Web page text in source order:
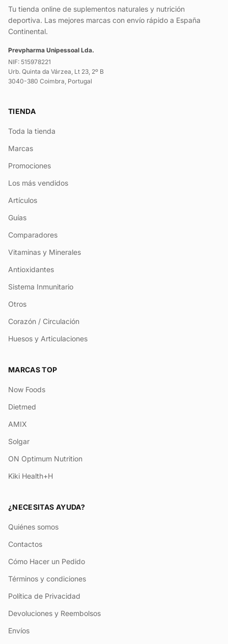
Tu tienda online de suplementos naturales y nutrición
deportiva. Las mejores marcas con envío rápido a España
Continental.
Prevpharma Unipessoal Lda.
NIF: 515978221
Urb. Quinta da Várzea, Lt 23, 2º B
3040-380 Coimbra, Portugal
TIENDA
Toda la tienda
Marcas
Promociones
Los más vendidos
Artículos
Guías
Comparadores
Vitaminas y Minerales
Antioxidantes
Sistema Inmunitario
Otros
Corazón / Circulación
Huesos y Articulaciones
MARCAS TOP
Now Foods
Dietmed
AMIX
Solgar
ON Optimum Nutrition
Kiki Health+H
¿NECESITAS AYUDA?
Quiénes somos
Contactos
Cómo Hacer un Pedido
Términos y condiciones
Política de Privacidad
Devoluciones y Reembolsos
Envíos